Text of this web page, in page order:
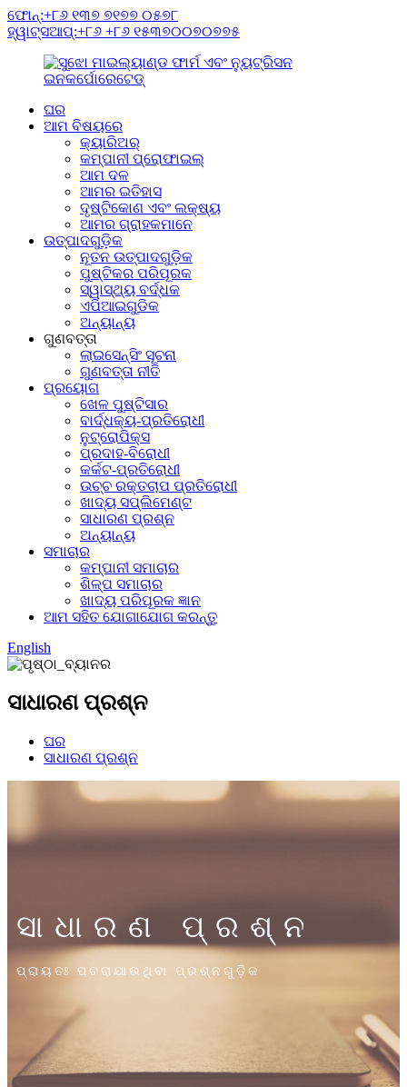
ଫୋନ୍:+୮୬ ୧୩୭ ୭୧୭୭ ୦୫୭୮
ହ୍ୱାଟ୍ସଆପ୍:+୮୬ +୮୬ ୧୫୩୭୦୦୭୦୭୭୫
ଘର
ଆମ ବିଷୟରେ
କ୍ୟାରିଅର୍
କମ୍ପାନୀ ପ୍ରୋଫାଇଲ୍
ଆମ ଦଳ
ଆମର ଇତିହାସ
ଦୃଷ୍ଟିକୋଣ ଏବଂ ଲକ୍ଷ୍ୟ
ଆମର ଗ୍ରାହକମାନେ
ଉତ୍ପାଦଗୁଡ଼ିକ
ନୂତନ ଉତ୍ପାଦଗୁଡ଼ିକ
ପୁଷ୍ଟିକର ପରିପୂରକ
ସ୍ୱାସ୍ଥ୍ୟ ବର୍ଦ୍ଧକ
ଏପିଆଇଗୁଡିକ
ଅନ୍ୟାନ୍ୟ
ଗୁଣବତ୍ତା
ଲାଇସେନ୍ସିଂ ସୂଚନା
ଗୁଣବତ୍ତା ନୀତି
ପ୍ରୟୋଗ
ଖେଳ ପୁଷ୍ଟିସାର
ବାର୍ଦ୍ଧକ୍ୟ-ପ୍ରତିରୋଧୀ
ନୁଟ୍ରୋପିକ୍ସ
ପ୍ରଦାହ-ବିରୋଧୀ
କର୍କଟ-ପ୍ରତିରୋଧୀ
ଉଚ୍ଚ ରକ୍ତଚାପ ପ୍ରତିରୋଧୀ
ଖାଦ୍ୟ ସପ୍ଲିମେଣ୍ଟ
ସାଧାରଣ ପ୍ରଶ୍ନ
ଅନ୍ୟାନ୍ୟ
ସମାଚାର
କମ୍ପାନୀ ସମାଚାର
ଶିଳ୍ପ ସମାଚାର
ଖାଦ୍ୟ ପରିପୂରକ ଜ୍ଞାନ
ଆମ ସହିତ ଯୋଗାଯୋଗ କରନ୍ତୁ
English
ସାଧାରଣ ପ୍ରଶ୍ନ
ଘର
ସାଧାରଣ ପ୍ରଶ୍ନ
ସାଧାରଣ ପ୍ରଶ୍ନ
ପ୍ରାୟତଃ ପଚରାଯାଉଥିବା ପ୍ରଶ୍ନଗୁଡ଼ିକ